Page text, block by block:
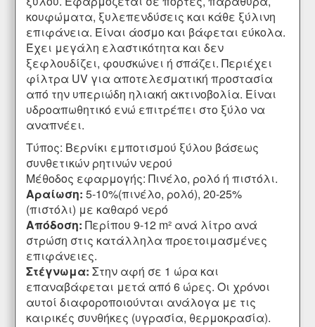
κουφώματα, ξυλεπενδύσεις και κάθε ξύλινη
επιφάνεια. Είναι άοσμο και βάφεται εύκολα.
Έχει μεγάλη ελαστικότητα και δεν
ξεφλουδίζει, φουσκώνει ή σπάζει. Περιέχει
φίλτρα UV για αποτελεσματική προστασία
από την υπεριώδη ηλιακή ακτινοβολία. Είναι
υδροαπωθητικό ενώ επιτρέπει στο ξύλο να
αναπνέει.
Τύπος: Βερνίκι εμποτισμού ξύλου βάσεως
συνθετικών ρητινών νερού
Μέθοδος εφαρμογής: Πινέλο, ρολό ή πιστόλι.
Αραίωση: 5-10%(πινέλο, ρολό), 20-25%
(πιστόλι) με καθαρό νερό
Απόδοση: Περίπου 9-12 m² ανά λίτρο ανά
στρώση στις κατάλληλα προετοιμασμένες
επιφάνειες.
Στέγνωμα: Στην αφή σε 1 ώρα και
επαναβάφεται μετά από 6 ώρες. Οι χρόνοι
αυτοί διαφοροποιούνται ανάλογα με τις
καιρικές συνθήκες (υγρασία, θερμοκρασία).